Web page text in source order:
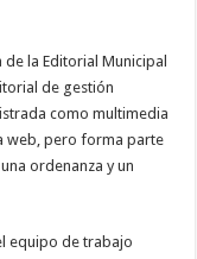
la Editorial Municipal
de gestión
como multimedia
web, pero forma parte
ordenanza y un
equipo de trabajo